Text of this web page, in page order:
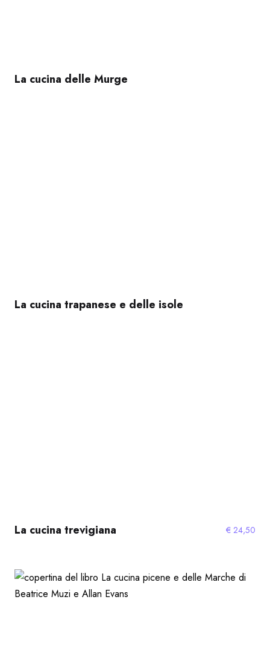
La cucina delle Murge
La cucina trapanese e delle isole
La cucina trevigiana € 24,50